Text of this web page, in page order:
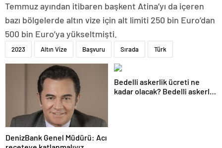
Temmuz ayından itibaren başkent Atina’yı da içeren
bazı bölgelerde altın vize için alt limiti 250 bin Euro’dan
500 bin Euro’ya yükseltmişti.
2023 Altın Vize Başvuru Sırada Türk
DenizBank Genel Müdürü: Acı
Bedelli askerlik ücreti ne
kadar olacak? Bedelli askerlik